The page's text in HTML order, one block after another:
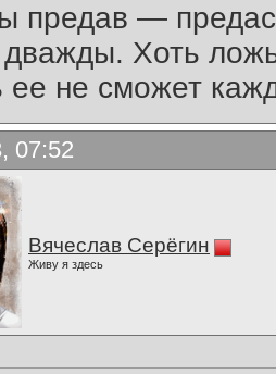
предав —
Хоть
ее не сможет
07:52
Вячеслав Серёгин
Живу я здесь